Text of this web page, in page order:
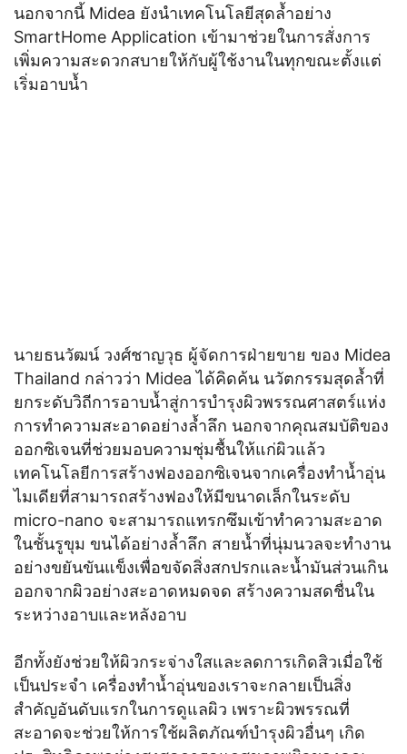
นอกจากนี้ Midea ยังนำเทคโนโลยีสุดล้ำอย่าง
SmartHome Application เข้ามาช่วยในการสั่งการ
เพิ่มความสะดวกสบายให้กับผู้ใช้งานในทุกขณะตั้งแต่
เริ่มอาบน้ำ
นายธนวัฒน์ วงศ์ชาญวุธ ผู้จัดการฝ่ายขาย ของ Midea
Thailand กล่าวว่า Midea ได้คิดค้น นวัตกรรมสุดล้ำที่
ยกระดับวิถีการอาบน้ำสู่การบำรุงผิวพรรณศาสตร์แห่ง
การทำความสะอาดอย่างล้ำลึก นอกจากคุณสมบัติของ
ออกซิเจนที่ช่วยมอบความชุ่มชื้นให้แก่ผิวแล้ว
เทคโนโลยีการสร้างฟองออกซิเจนจากเครื่องทำน้ำอุ่น
ไมเดียที่สามารถสร้างฟองให้มีขนาดเล็กในระดับ
micro-nano จะสามารถแทรกซึมเข้าทำความสะอาด
ในชั้นรูขุม ขนได้อย่างล้ำลึก สายน้ำที่นุ่มนวลจะทำงาน
อย่างขยันขันแข็งเพื่อขจัดสิ่งสกปรกและน้ำมันส่วนเกิน
ออกจากผิวอย่างสะอาดหมดจด สร้างความสดชื่นใน
ระหว่างอาบและหลังอาบ
อีกทั้งยังช่วยให้ผิวกระจ่างใสและลดการเกิดสิวเมื่อใช้
เป็นประจำ เครื่องทำน้ำอุ่นของเราจะกลายเป็นสิ่ง
สำคัญอันดับแรกในการดูแลผิว เพราะผิวพรรณที่
สะอาดจะช่วยให้การใช้ผลิตภัณฑ์บำรุงผิวอื่นๆ เกิด